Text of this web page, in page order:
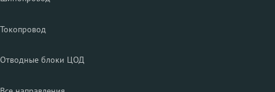
Токопровод
Отводные блоки ЦОД